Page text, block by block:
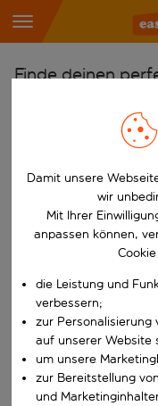
Finde deinen
Flughafen wählen
Beginne mit der
Reiseziel wählen
Nach
Wähle ein Ab- und
Reisezeitraum
Wann
Wer
Damit unsere
wir
Mit Ihrer
anpassen können,
die Leistung und
verbessern;
zur Personalisierung
auf unserer Website
um unsere
zur Bereitstellung
und